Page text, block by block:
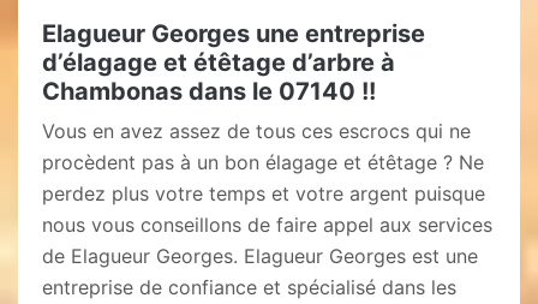
Elagueur Georges une entreprise
d’élagage et étêtage d’arbre à
Chambonas dans le 07140 !!
Vous en avez assez de tous ces escrocs qui ne
procèdent pas à un bon élagage et étêtage ? Ne
perdez plus votre temps et votre argent puisque
nous vous conseillons de faire appel aux services
de Elagueur Georges. Elagueur Georges est une
entreprise de confiance et spécialisé dans les